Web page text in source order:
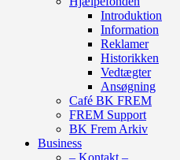
Introduktion
Information
Reklamer
Historikken
Vedtægter
Ansøgning
Café BK FREM
FREM Support
BK Frem Arkiv
Business
– Kontakt –